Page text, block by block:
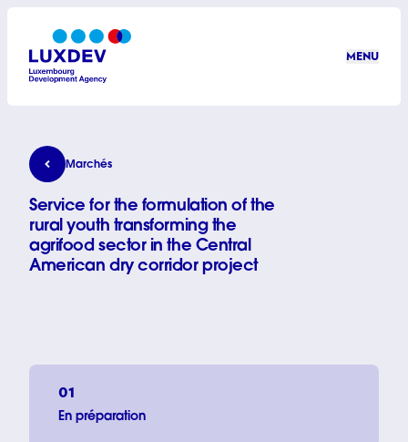
MENU
Service for the formulation of the rural youth
Marchés
Service for the formulation of the
rural youth transforming the
agrifood sector in the Central
American dry corridor project
01
En préparation